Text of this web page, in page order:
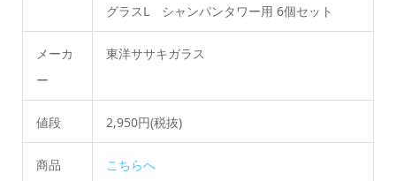
グラスL シャンパンタワー用 6個セット
メーカ
ー
東洋ササキガラス
値段 2,950円(税抜)
商品
こちらへ